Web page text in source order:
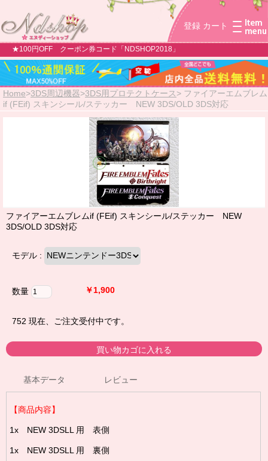
登録 カート
★100円OFF クーポン券コード「NDSHOP2018」
Home>3DS周辺機器>3DS用プロテクトケース> ファイアーエムブレム
if (FEif) スキンシール/ステッカー NEW 3DS/OLD 3DS対応
ファイアーエムブレムif (FEif) スキンシール/ステッカー NEW
3DS/OLD 3DS対応
モデル :
数量 ￥1,900
752 現在、ご注文受付中です。
基本データ レビュー
【商品内容】
1x NEW 3DSLL 用 表側
1x NEW 3DSLL 用 裏側